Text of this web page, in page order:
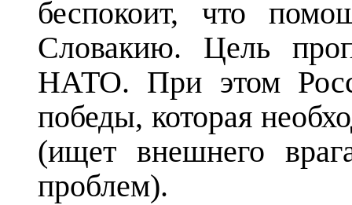
беспокоит, что
Словакию. Цель
НАТО. При этом
победы, которая
(ищет внешнего
проблем).